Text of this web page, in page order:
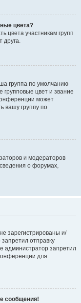
цвета?
цвета участникам групп
друга.
группа по умолчанию
групповые цвет и звание
может
вашу группу по
и модераторов
о форумах,
зарегистрированы и/
отправку
администратор запретил
для
сообщения!